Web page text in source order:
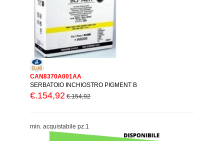
CAN8370A001AA
SERBATOIO INCHIOSTRO PIGMENT B
€.154,92 €.154,92
min. acquistabile pz.1